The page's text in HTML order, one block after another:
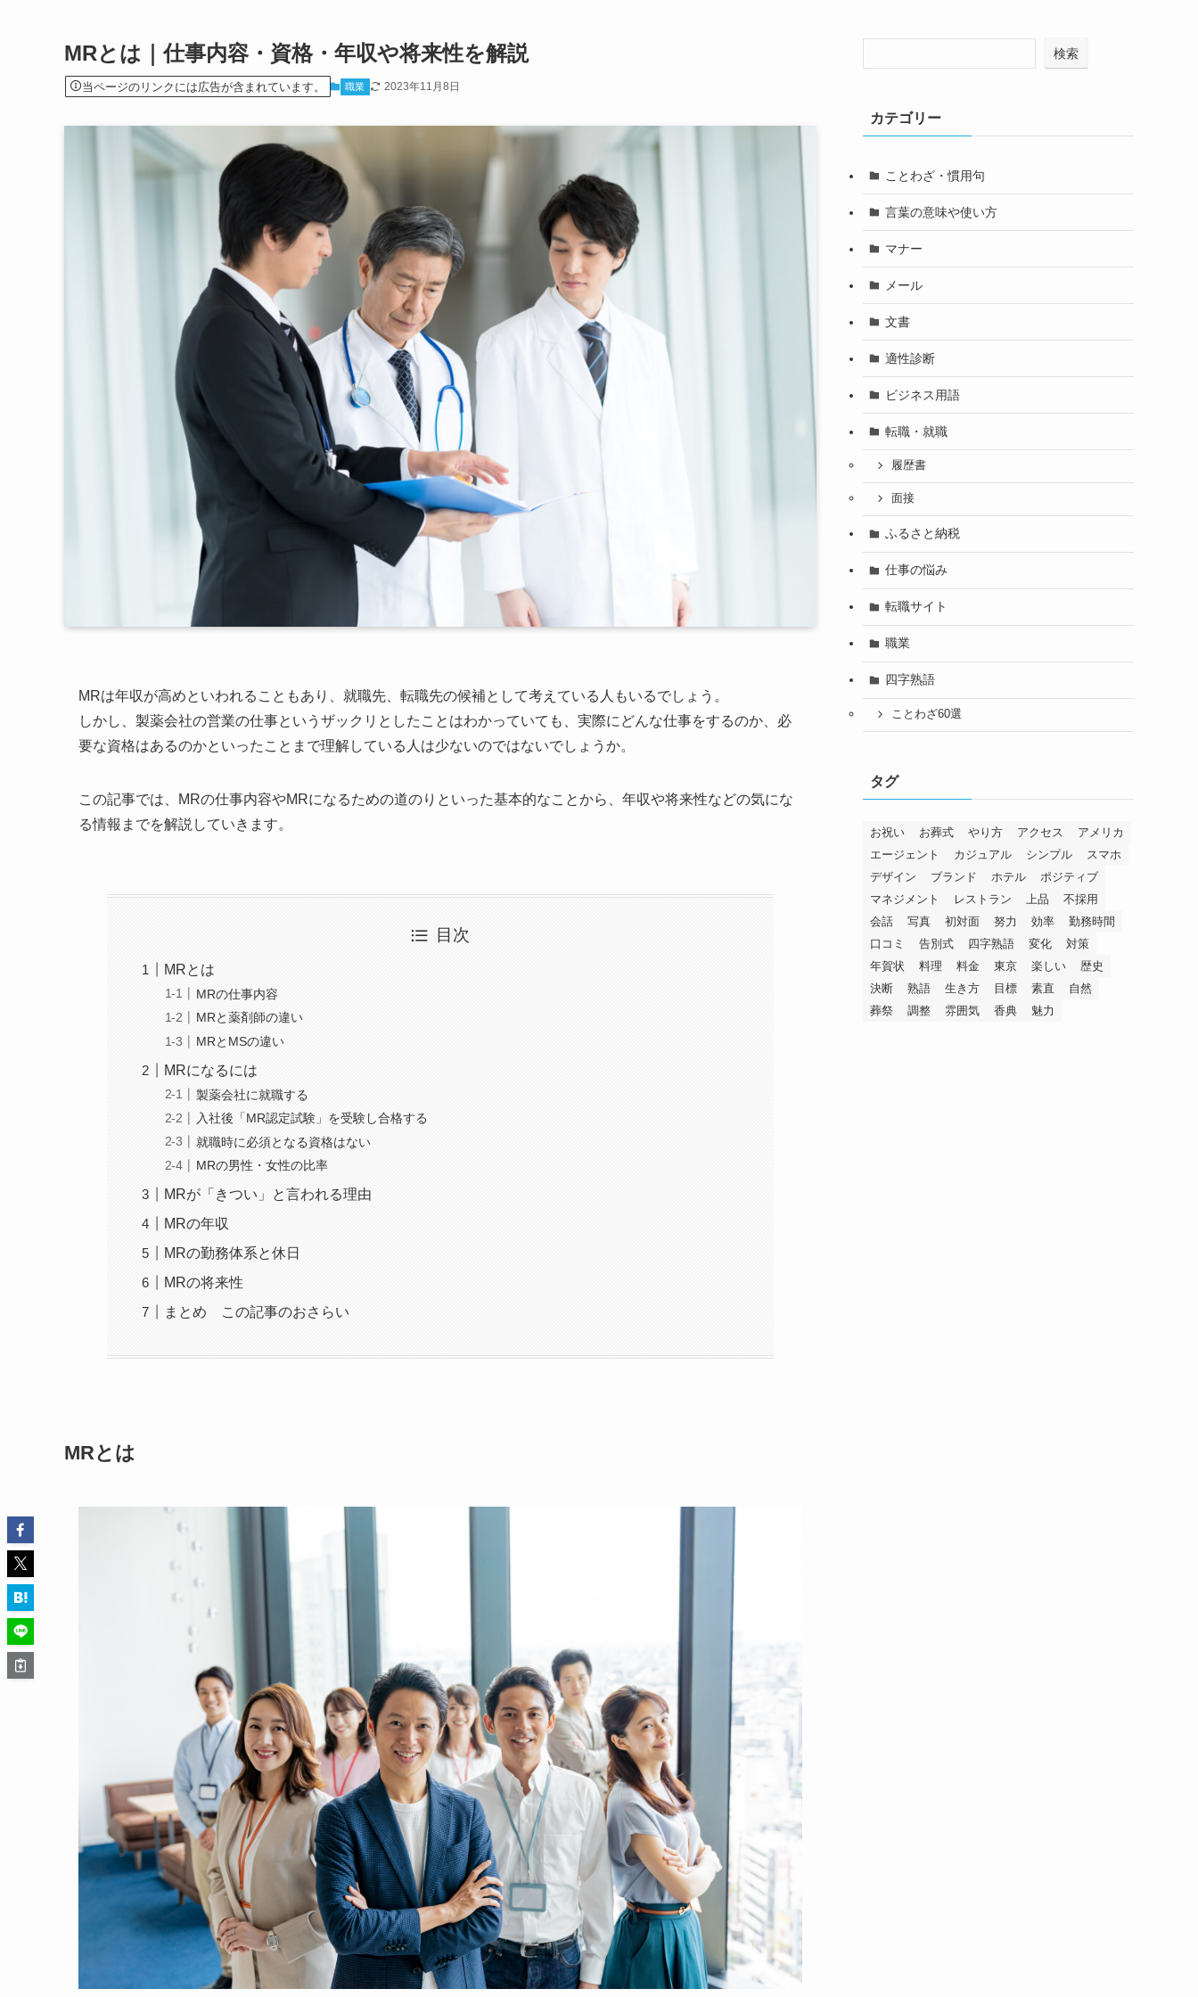
MRとは｜仕事内容・資格・年収や将来性を解説
当ページのリンクには広告が含まれています。 職業 2023年11月8日
MRは年収が高めといわれることもあり、就職先、転職先の候補として考えている人もいるでしょう。
しかし、製薬会社の営業の仕事というザックリとしたことはわかっていても、実際にどんな仕事をするのか、必
要な資格はあるのかといったことまで理解している人は少ないのではないでしょうか。
この記事では、MRの仕事内容やMRになるための道のりといった基本的なことから、年収や将来性などの気にな
る情報までを解説していきます。
目次
MRとは
MRの仕事内容
MRと薬剤師の違い
MRとMSの違い
MRになるには
製薬会社に就職する
入社後「MR認定試験」を受験し合格する
就職時に必須となる資格はない
MRの男性・女性の比率
MRが「きつい」と言われる理由
MRの年収
MRの勤務体系と休日
MRの将来性
まとめ この記事のおさらい
MRとは
検索
カテゴリー
ことわざ・慣用句
言葉の意味や使い方
マナー
メール
文書
適性診断
ビジネス用語
転職・就職
履歴書
面接
ふるさと納税
仕事の悩み
転職サイト
職業
四字熟語
ことわざ60選
タグ
お祝い お葬式 やり方 アクセス
アメリカ
エージェント
カジュアル シンプル
スマホ
デザイン
ブランド ホテル
ポジティブ
マネジメント
レストラン 上品
不採用
会話
写真 初対面 努力 効率
勤務時間
口コミ
告別式 四字熟語 変化
対策
年賀状
料理 料金 東京 楽しい
歴史
決断
熟語 生き方 目標 素直
自然
葬祭
調整 雰囲気 香典 魅力